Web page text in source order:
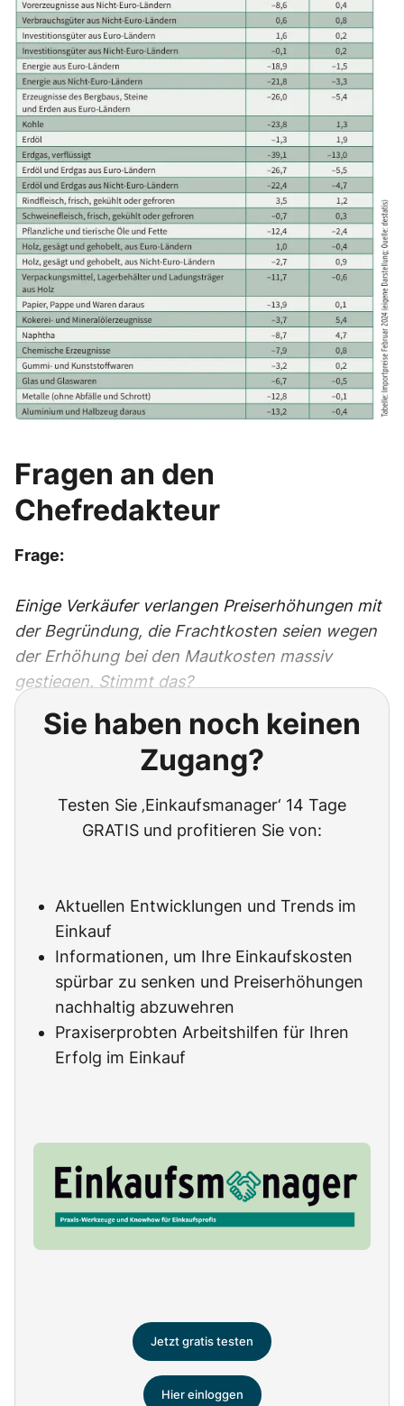
Fragen an den
Chefredakteur
Frage:
Einige Verkäufer verlangen Preiserhöhungen mit
der Begründung, die Frachtkosten seien wegen
der Erhöhung bei den Mautkosten massiv
gestiegen. Stimmt das?
Sie haben noch keinen
Zugang?
Testen Sie ‚Einkaufsmanager‘ 14 Tage
GRATIS und profitieren Sie von:
Aktuellen Entwicklungen und Trends im
Einkauf
Informationen, um Ihre Einkaufskosten
spürbar zu senken und Preiserhöhungen
nachhaltig abzuwehren
Praxiserprobten Arbeitshilfen für Ihren
Erfolg im Einkauf
Jetzt gratis testen
Hier einloggen